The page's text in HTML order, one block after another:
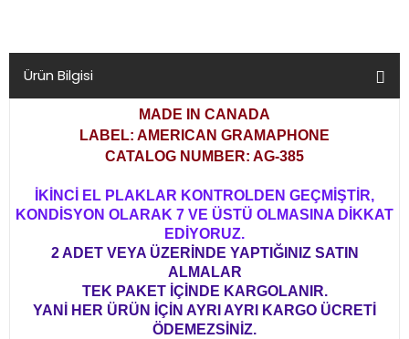
Ürün Bilgisi
MADE IN CANADA
LABEL: AMERICAN GRAMAPHONE
CATALOG NUMBER: AG-385
İKİNCİ EL PLAKLAR KONTROLDEN GEÇMİŞTİR,
KONDİSYON OLARAK 7 VE ÜSTÜ OLMASINA DİKKAT
EDİYORUZ.
2 ADET VEYA ÜZERİNDE YAPTIĞINIZ SATIN
ALMALAR
TEK PAKET İÇİNDE KARGOLANIR.
YANİ HER ÜRÜN İÇİN AYRI AYRI KARGO ÜCRETİ
ÖDEMEZSİNİZ.